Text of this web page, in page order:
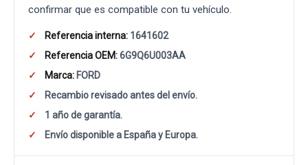
confirmar que es compatible con tu vehículo.
Referencia interna: 1641602
Referencia OEM:6G9Q6U003AA
Marca: FORD
Recambio revisado antes del envío.
1 año de garantía.
Envío disponible a España y Europa.